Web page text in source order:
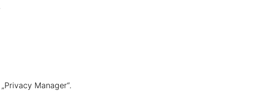
Manager“.